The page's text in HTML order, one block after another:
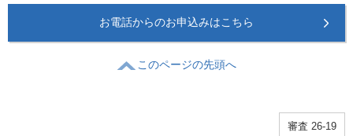
お電話からのお申込みはこちら
このページの先頭へ
審査 26-19